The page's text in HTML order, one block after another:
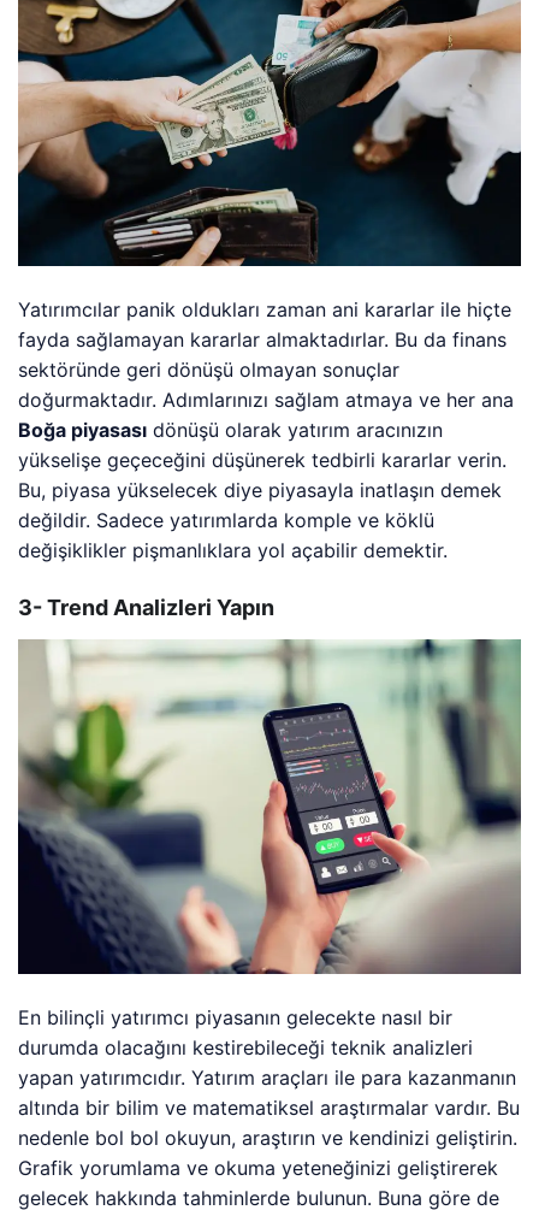
Yatırımcılar panik oldukları zaman ani kararlar ile hiçte
fayda sağlamayan kararlar almaktadırlar. Bu da finans
sektöründe geri dönüşü olmayan sonuçlar
doğurmaktadır. Adımlarınızı sağlam atmaya ve her ana
Boğa piyasası dönüşü olarak yatırım aracınızın
yükselişe geçeceğini düşünerek tedbirli kararlar verin.
Bu, piyasa yükselecek diye piyasayla inatlaşın demek
değildir. Sadece yatırımlarda komple ve köklü
değişiklikler pişmanlıklara yol açabilir demektir.
3- Trend Analizleri Yapın
En bilinçli yatırımcı piyasanın gelecekte nasıl bir
durumda olacağını kestirebileceği teknik analizleri
yapan yatırımcıdır. Yatırım araçları ile para kazanmanın
altında bir bilim ve matematiksel araştırmalar vardır. Bu
nedenle bol bol okuyun, araştırın ve kendinizi geliştirin.
Grafik yorumlama ve okuma yeteneğinizi geliştirerek
gelecek hakkında tahminlerde bulunun. Buna göre de